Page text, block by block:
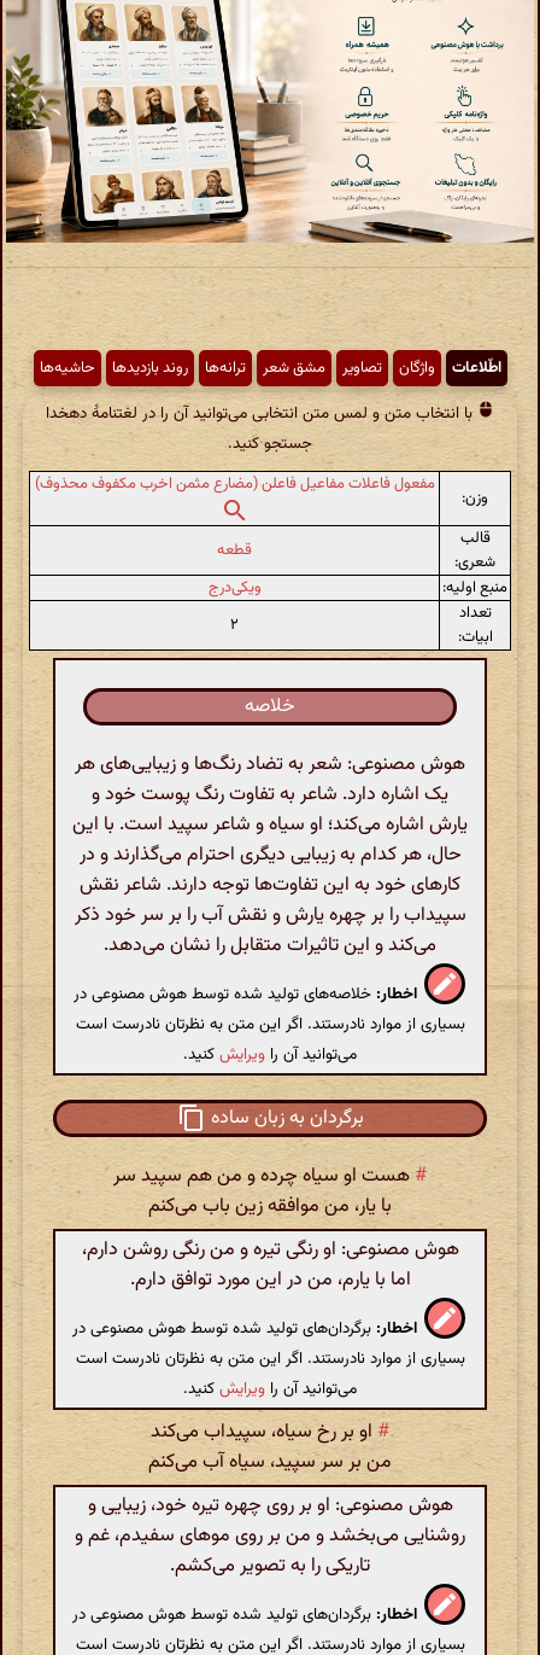
اطّلاعات واژگان تصاویر مشق شعر ترانه‌ها روند بازدیدها حاشیه‌ها
با انتخاب متن و لمس متن انتخابی می‌توانید آن را در لغتنامهٔ دهخدا
جستجو کنید.
وزن:
مفعول فاعلات مفاعیل فاعلن (مضارع مثمن اخرب مکفوف محذوف)
قالب
شعری:
قطعه
منبع اولیه:
ویکی‌درج
تعداد
ابیات:
۲
خلاصه
هوش مصنوعی: شعر به تضاد رنگ‌ها و زیبایی‌های هر
یک اشاره دارد. شاعر به تفاوت رنگ پوست خود و
یارش اشاره می‌کند؛ او سیاه و شاعر سپید است. با این
حال، هر کدام به زیبایی دیگری احترام می‌گذارند و در
کارهای خود به این تفاوت‌ها توجه دارند. شاعر نقش
سپیداب را بر چهره یارش و نقش آب را بر سر خود ذکر
می‌کند و این تاثیرات متقابل را نشان می‌دهد.
اخطار: خلاصه‌های تولید شده توسط هوش مصنوعی در
بسیاری از موارد نادرستند. اگر این متن به نظرتان نادرست است
می‌توانید آن را ویرایشکنید.
برگردان به زبان ساده
# هست او سیاه چرده و من هم سپید سر
با یار، من موافقه زین باب می‌کنم
هوش مصنوعی: او رنگی تیره و من رنگی روشن دارم،
اما با یارم، من در این مورد توافق دارم.
اخطار: برگردان‌های تولید شده توسط هوش مصنوعی در
بسیاری از موارد نادرستند. اگر این متن به نظرتان نادرست است
می‌توانید آن را ویرایشکنید.
# او بر رخ سیاه، سپیداب می‌کند
من بر سر سپید، سیاه آب می‌کنم
هوش مصنوعی: او بر روی چهره تیره خود، زیبایی و
روشنایی می‌بخشد و من بر روی موهای سفیدم، غم و
تاریکی را به تصویر می‌کشم.
اخطار: برگردان‌های تولید شده توسط هوش مصنوعی در
بسیاری از موارد نادرستند. اگر این متن به نظرتان نادرست است